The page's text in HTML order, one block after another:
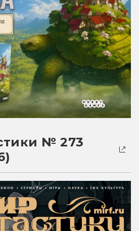
№ 273